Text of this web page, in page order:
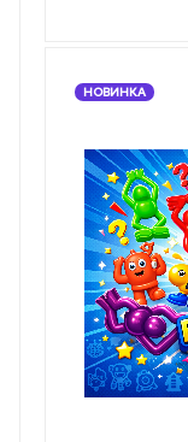
НОВИНКА